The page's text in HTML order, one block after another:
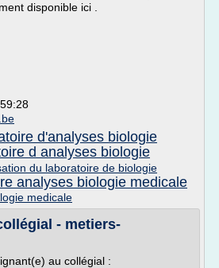
disponible ici .
d'analyses biologie
d analyses biologie
du laboratoire de biologie
analyses biologie medicale
medicale
- metiers-
au collégial :